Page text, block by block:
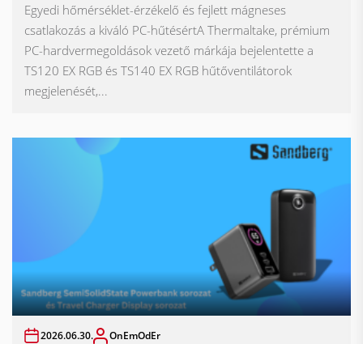
Egyedi hőmérséklet-érzékelő és fejlett mágneses
csatlakozás a kiváló PC-hűtésértA Thermaltake, prémium
PC-hardvermegoldások vezető márkája bejelentette a
TS120 EX RGB és TS140 EX RGB hűtőventilátorok
megjelenését,...
2026.06.30. OnEmOdEr